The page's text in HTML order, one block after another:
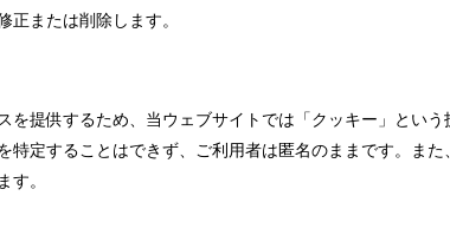
または削除します。
提供するため、当ウェブサイトでは「クッキー」という
定することはできず、ご利用者は匿名のままです。また
す。